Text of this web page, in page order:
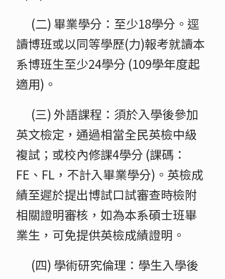
校外實習
班級導師
Office Hours
(二) 畢業學分：至少18學分。逕
讀博班或以同等學歷(力)報考就讀本
系博班生至少24學分 (109學年度起
適用)。
(三) 外語課程：須於入學後參加
英文檢定，通過相當全民英檢中級
複試；或校內修課4學分 (課碼：
FE、FL，不計入畢業學分)。英檢成
績至遲於提出博試口試審查時檢附
相關證明審核，如為本系碩士班畢
業生，可免提供英檢成績證明。
(四) 學術研究倫理：學生入學後